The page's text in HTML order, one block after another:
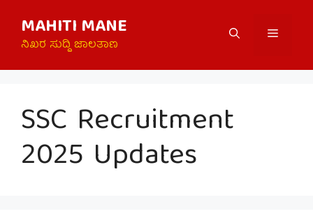
content
MAHITI MANE
ನಿಖರ ಸುದ್ದಿ ಜಾಲತಾಣ
Menu
SSC Recruitment
2025 Updates